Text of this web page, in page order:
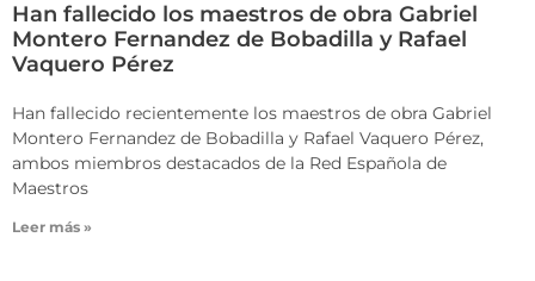
Han fallecido los maestros de obra Gabriel
Montero Fernandez de Bobadilla y Rafael
Vaquero Pérez
Han fallecido recientemente los maestros de obra Gabriel
Montero Fernandez de Bobadilla y Rafael Vaquero Pérez,
ambos miembros destacados de la Red Española de
Maestros
Leer más »